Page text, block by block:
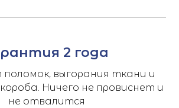
2 года
выгорания ткани и
Ничего не провиснет и
не отвалится